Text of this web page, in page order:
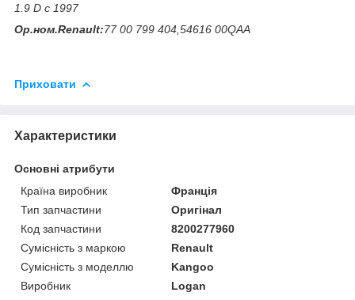
1.9 D c 1997
Ор.ном.Renault:77 00 799 404,54616 00QAA
Приховати
Характеристики
Основні атрибути
Країна виробник
Франція
Тип запчастини
Оригінал
Код запчастини
8200277960
Сумісність з маркою
Renault
Сумісність з моделлю
Kangoo
Виробник
Logan